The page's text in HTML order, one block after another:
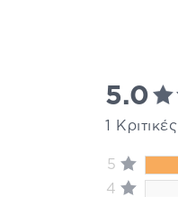
5.0
1 Κριτικές
5
4